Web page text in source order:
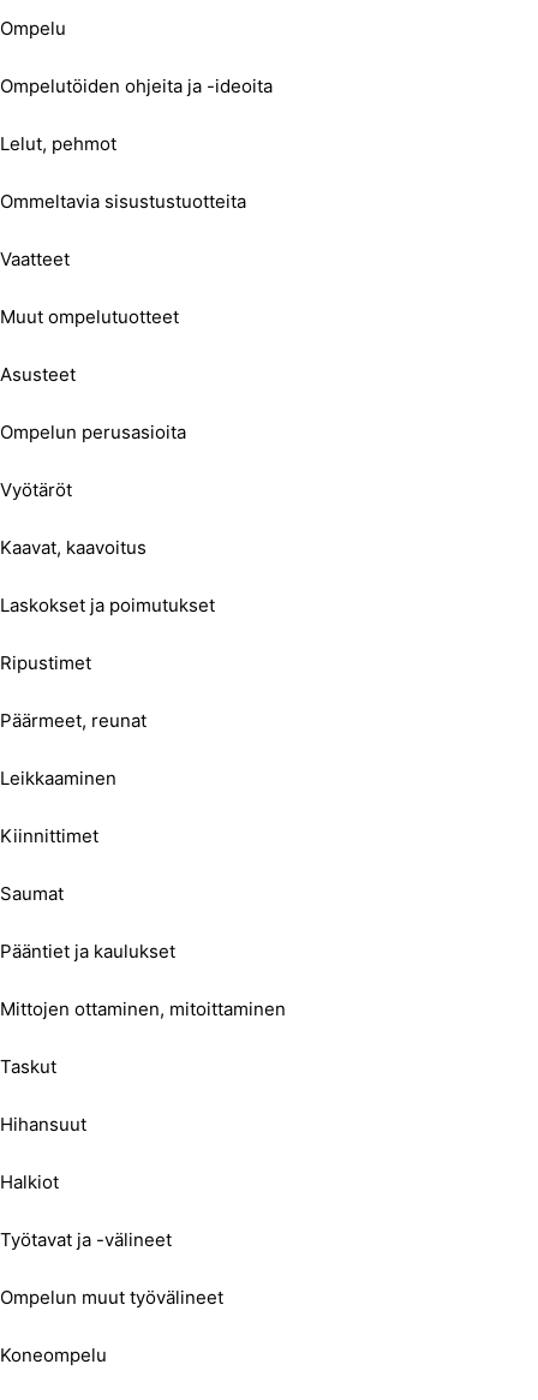
Ompelu
Ompelutöiden ohjeita ja -ideoita
Lelut, pehmot
Ommeltavia sisustustuotteita
Vaatteet
Muut ompelutuotteet
Asusteet
Ompelun perusasioita
Vyötäröt
Kaavat, kaavoitus
Laskokset ja poimutukset
Ripustimet
Päärmeet, reunat
Leikkaaminen
Kiinnittimet
Saumat
Pääntiet ja kaulukset
Mittojen ottaminen, mitoittaminen
Taskut
Hihansuut
Halkiot
Työtavat ja -välineet
Ompelun muut työvälineet
Koneompelu